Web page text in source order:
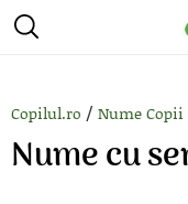
Copilul.ro / Nume Copii
Nume cu